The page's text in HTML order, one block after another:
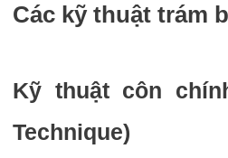
Các kỹ thuật trám
Kỹ thuật côn
Technique)